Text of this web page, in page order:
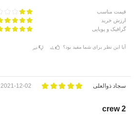
قیمت مناسب
ارزش خرید
گرافیک و پویایی
آیا این نظر برای شما مفید بود؟ بله خیر
سجاد ذوالعلی 2021-12-02
crew 2